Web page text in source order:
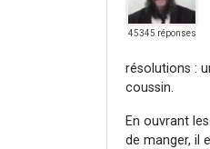
45345 réponses
résolutions :
coussin.
En ouvrant
de manger, il